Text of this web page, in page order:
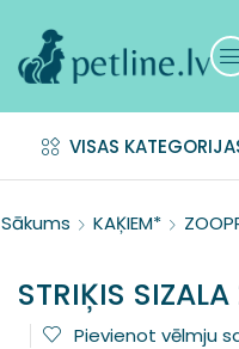
VISAS
Sākums KAĶIEM*
STRIĶIS
Pievienot vēlmju